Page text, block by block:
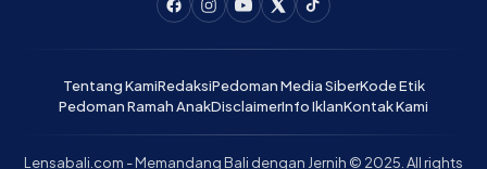
Tentang KamiRedaksiPedoman Media SiberKode Etik
Pedoman Ramah AnakDisclaimerInfo IklanKontak Kami
Lensabali.com - Memandang Bali dengan Jernih © 2025. All rights